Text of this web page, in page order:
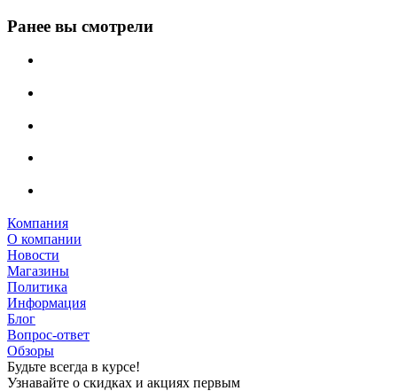
Ранее вы смотрели
Компания
О компании
Новости
Магазины
Политика
Информация
Блог
Вопрос-ответ
Обзоры
Будьте всегда в курсе!
Узнавайте о скидках и акциях первым